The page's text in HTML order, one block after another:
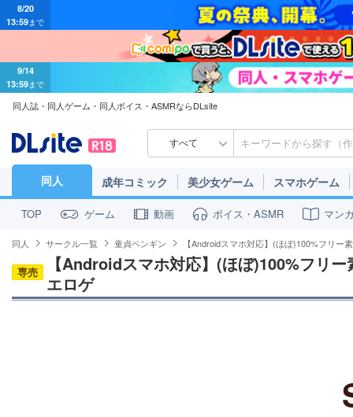
13:59まで
9/14
13:59まで
同人誌・同人ゲーム・同人ボイス・ASMRならDLsite
すべて
同人 成年コミック 美少女ゲーム スマホゲーム
TOP ゲーム 動画 ボイス・ASMR マン
同人 サークル一覧 童貞ペンギン 【Androidスマホ対応】(ほぼ)100%フリー
専売
【Androidスマホ対応】(ほぼ)100%フリ
エロゲ